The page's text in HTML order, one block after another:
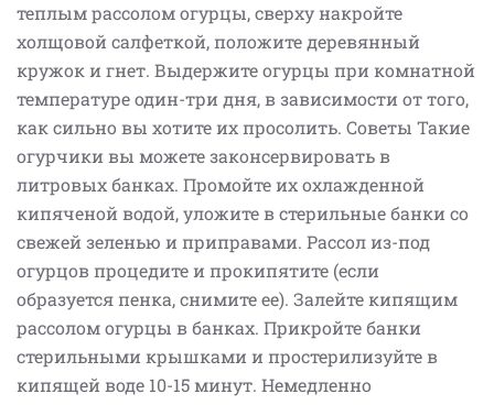
теплым рассолом огурцы, сверху накройте
холщовой салфеткой, положите деревянный
кружок и гнет. Выдержите огурцы при комнатной
температуре один-три дня, в зависимости от того,
как сильно вы хотите их просолить. Советы Такие
огурчики вы можете законсервировать в
литровых банках. Промойте их охлажденной
кипяченой водой, уложите в стерильные банки со
свежей зеленью и приправами. Рассол из-под
огурцов процедите и прокипятите (если
образуется пенка, снимите ее). Залейте кипящим
рассолом огурцы в банках. Прикройте банки
стерильными крышками и простерилизуйте в
кипящей воде 10-15 минут. Немедленно